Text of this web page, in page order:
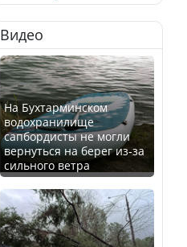
В РФ вынесен заочный
приговор по уголовному
делу об убийстве Игоря
Талькова
В России введены
дополнительные
ограничения для
казахстанских прав
Видео
На Бухтарминском
водохранилище
сапбордисты не могли
вернуться на берег из-за
сильного ветра